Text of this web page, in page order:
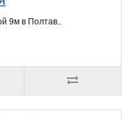
9м в Полтав..